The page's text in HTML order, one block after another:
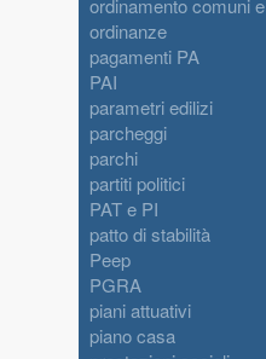
ordinamento comuni
ordinanze
pagamenti PA
PAI
parametri edilizi
parcheggi
parchi
partiti politici
PAT e PI
patto di stabilità
Peep
PGRA
piani attuativi
piano casa